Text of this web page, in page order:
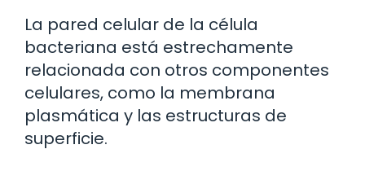
La pared celular de la célula
bacteriana está estrechamente
relacionada con otros componentes
celulares, como la membrana
plasmática y las estructuras de
superficie.